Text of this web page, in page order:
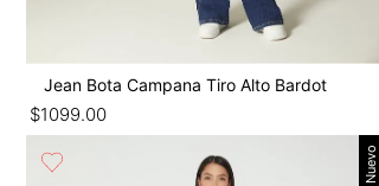
Jean Bota Campana Tiro Alto Bardot
$1099.00
Nuevo